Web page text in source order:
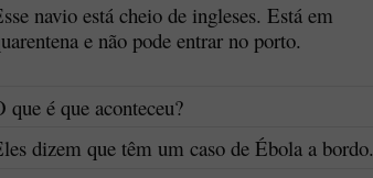
navio está cheio de ingleses. Está em
e não pode entrar no porto.
que é que aconteceu?
dizem que têm um caso de Ébola a bordo.